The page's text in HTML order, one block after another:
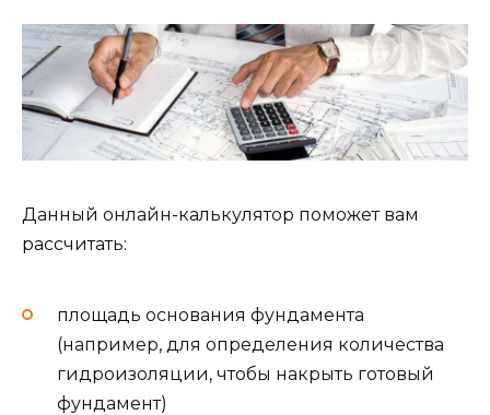
Данный онлайн-калькулятор поможет вам
рассчитать:
площадь основания фундамента
(например, для определения количества
гидроизоляции, чтобы накрыть готовый
фундамент)